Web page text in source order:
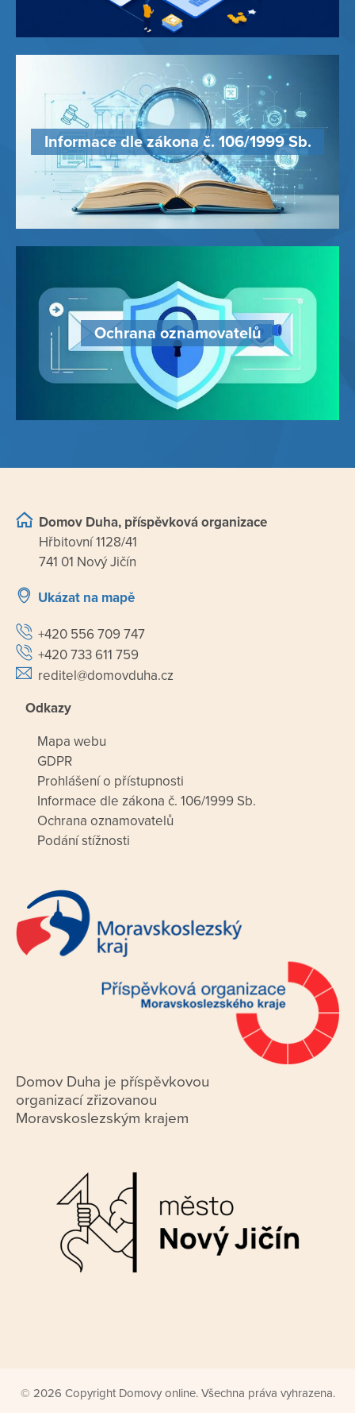
Informace dle zákona č. 106/1999 Sb.
Ochrana oznamovatelů
Domov Duha, příspěvková organizace
Hřbitovní 1128/41
741 01 Nový Jičín
Ukázat na mapě
+420 556 709 747
+420 733 611 759
reditel@domovduha.cz
Odkazy
Mapa webu
GDPR
Prohlášení o přístupnosti
Informace dle zákona č. 106/1999 Sb.
Ochrana oznamovatelů
Podání stížnosti
Domov Duha je příspěvkovou
organizací zřizovanou
Moravskoslezským krajem
© 2026 Copyright Domovy online. Všechna práva vyhrazena.